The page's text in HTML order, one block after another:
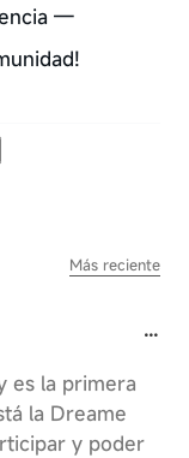
—
Más reciente
es la primera
la Dreame
y poder